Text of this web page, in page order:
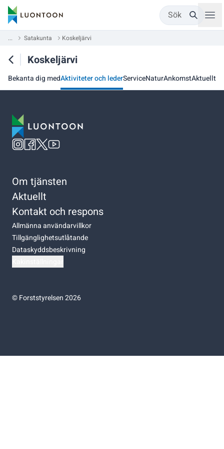
Sök
... Satakunta Koskeljärvi
Koskeljärvi
Bekanta dig medAktiviteter och lederServiceNaturAnkomstAktuellt
Om tjänsten
Aktuellt
Kontakt och respons
Allmänna användarvillkor
Tillgänglighetsutlåtande
Dataskyddsbeskrivning
©Forststyrelsen 2026